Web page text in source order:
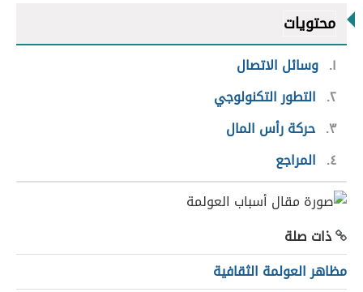
محتويات
١ وسائل الاتصال
٢ التطور التكنولوجي
٣ حركة رأس المال
٤
المراجع
ذات صلة
مظاهر العولمة الثقافية